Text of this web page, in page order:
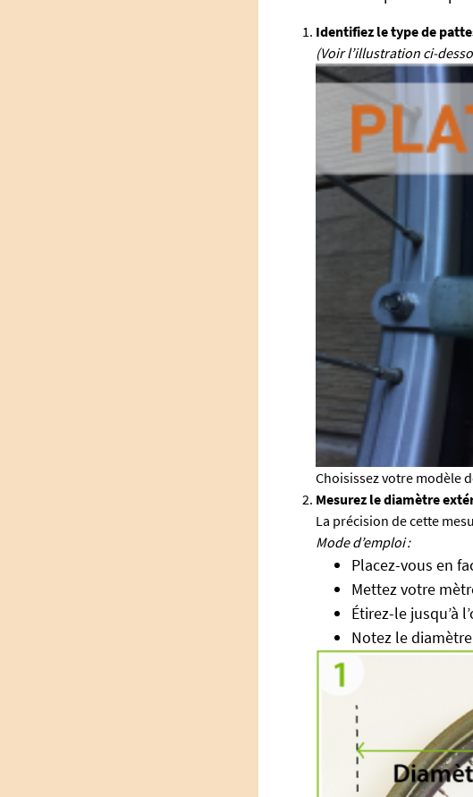
Identifiez le type de
(Voir l’illustration ci-
Choisissez votre modèle
Mesurez le diamètre
La précision de cette
Mode d’emploi :
Placez-vous en
Mettez votre
Étirez-le jusqu’à
Notez le